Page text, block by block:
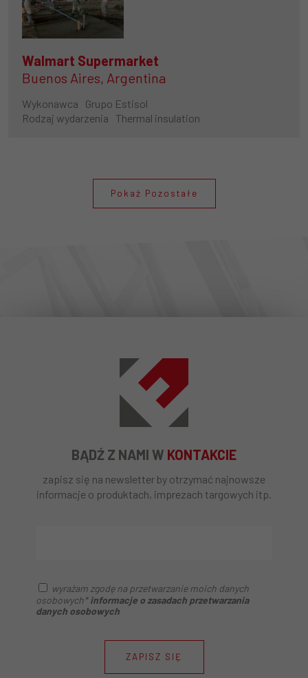
Walmart Supermarket
Buenos Aires, Argentina
Wykonawca
Grupo Estisol
Rodzaj wydarzenia
Thermal insulation
Pokaż Pozostałe
BĄDŹ Z NAMI W KONTAKCIE
zapisz się na newsletter by otrzymać najnowsze
informacje o produktach, imprezach targowych itp.
wyrażam zgodę na przetwarzanie moich danych
osobowych*informacje o zasadach przetwarzania
danych osobowych
ZAPISZ SIĘ